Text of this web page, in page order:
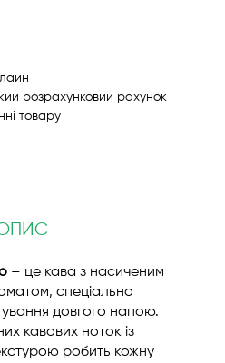
розрахунковий рахунок
товару
– це кава з насиченим
спеціально
довгого напою.
кавових ноток із
робить кожну